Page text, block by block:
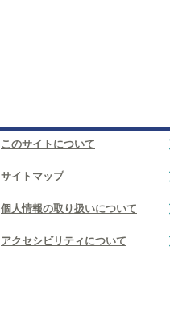
このサイトについて
サイトマップ
個人情報の取り扱いについて
アクセシビリティについて